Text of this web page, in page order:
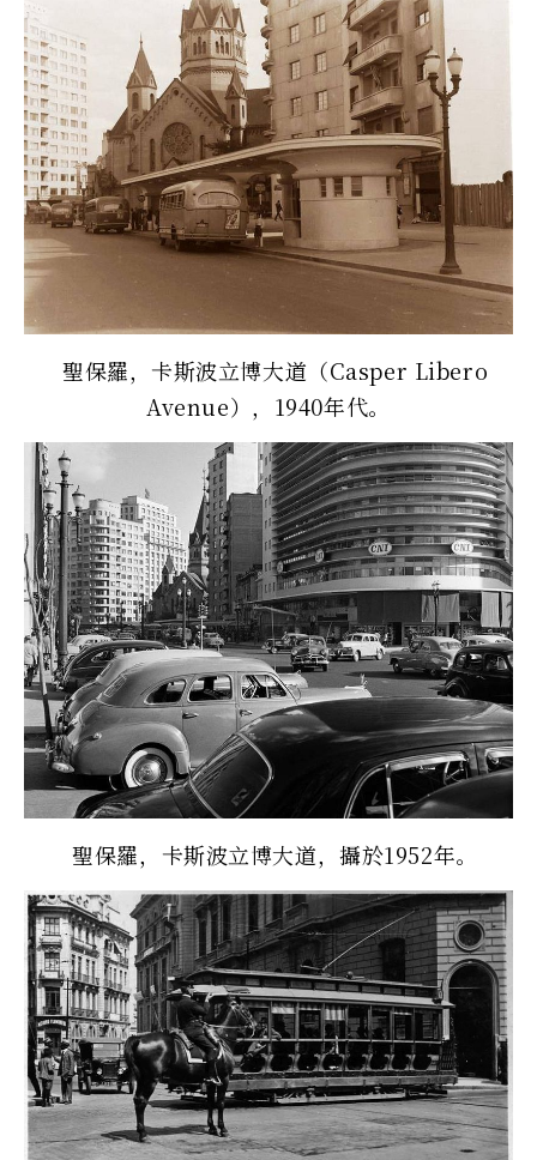
聖保羅，卡斯波立博大道（Casper Libero
Avenue），1940年代。
聖保羅，卡斯波立博大道，攝於1952年。